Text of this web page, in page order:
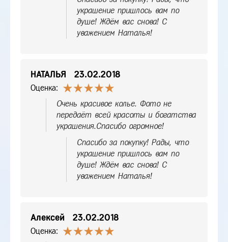
украшение пришлось вам по
душе! Ждём вас снова! С
уважением Наталья!
НАТАЛЬЯ 23.02.2018
Оценка:
Очень красивое колье. Фото не
передаёт всей красоты и богатства
украшения.Спасибо огромное!
Спасибо за покупку! Рады, что
украшение пришлось вам по
душе! Ждём вас снова! С
уважением Наталья!
Алексей 23.02.2018
Оценка: